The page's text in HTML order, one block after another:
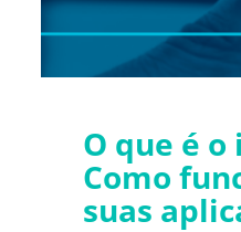
O que é
Como
suas